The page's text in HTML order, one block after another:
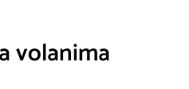
volanima